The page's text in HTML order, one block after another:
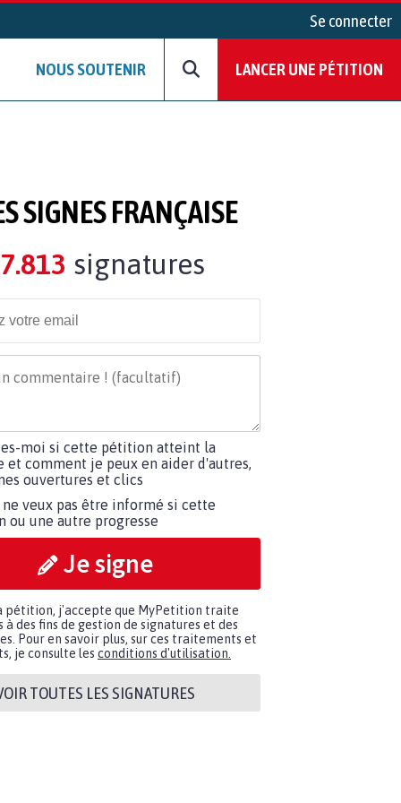
Se connecter
NOUS SOUTENIR LANCER UNE PÉTITION
SIGNES FRANÇAISE
signatures
moi si cette pétition atteint la
et comment je peux en aider d'autres,
ouvertures et clics
ne veux pas être informé si cette
ou une autre progresse
Je signe
pétition, j'accepte que MyPetition traite
à des fins de gestion de signatures et des
Pour en savoir plus, sur ces traitements et
je consulte les conditions d'utilisation.
TOUTES LES SIGNATURES